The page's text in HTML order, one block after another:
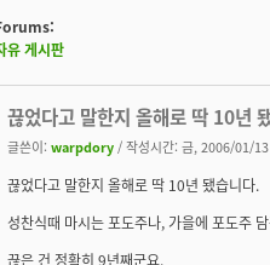
유 게시판
끊었다고 말한지 올해로 딱 10년
글쓴이: warpdory / 작성시간: 금, 2006/01/
끊었다고 말한지 올해로 딱 10년 됐습니다.
성찬식때 마시는 포도주나, 가을에 포도주
끊은 건 정확히 9년째군요.